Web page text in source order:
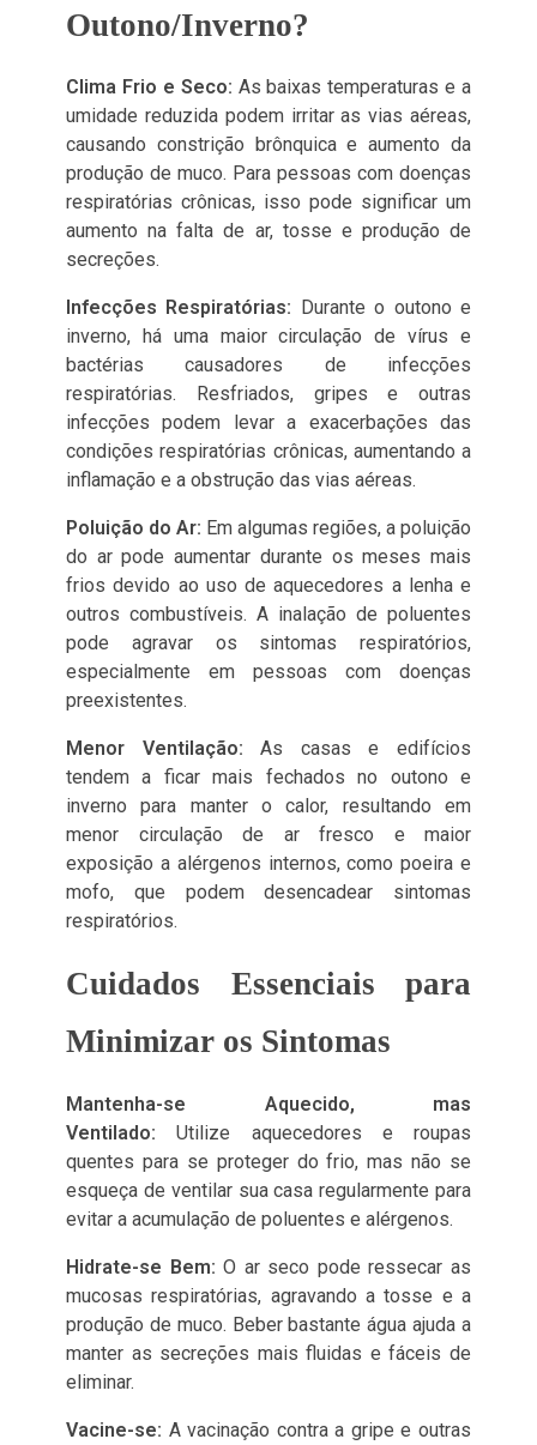
Outono/Inverno?
Clima Frio e Seco: As baixas temperaturas e a
umidade reduzida podem irritar as vias aéreas,
causando constrição brônquica e aumento da
produção de muco. Para pessoas com doenças
respiratórias crônicas, isso pode significar um
aumento na falta de ar, tosse e produção de
secreções.
Infecções Respiratórias:
Durante o outono e
inverno, há uma maior circulação de vírus e
bactérias causadores de infecções
respiratórias. Resfriados, gripes e outras
infecções podem levar a exacerbações das
condições respiratórias crônicas, aumentando a
inflamação e a obstrução das vias aéreas.
Poluição do Ar: Em algumas regiões, a poluição
do ar pode aumentar durante os meses mais
frios devido ao uso de aquecedores a lenha e
outros combustíveis. A inalação de poluentes
pode agravar os sintomas respiratórios,
especialmente em pessoas com doenças
preexistentes.
Menor Ventilação: As casas e edifícios
tendem a ficar mais fechados no outono e
inverno para manter o calor, resultando em
menor circulação de ar fresco e maior
exposição a alérgenos internos, como poeira e
mofo, que podem desencadear sintomas
respiratórios.
Cuidados Essenciais para
Minimizar os Sintomas
Mantenha-se Aquecido, mas
Ventilado: Utilize aquecedores e roupas
quentes para se proteger do frio, mas não se
esqueça de ventilar sua casa regularmente para
evitar a acumulação de poluentes e alérgenos.
Hidrate-se Bem: O ar seco pode ressecar as
mucosas respiratórias, agravando a tosse e a
produção de muco. Beber bastante água ajuda a
manter as secreções mais fluidas e fáceis de
eliminar.
Vacine-se: A vacinação contra a gripe e outras